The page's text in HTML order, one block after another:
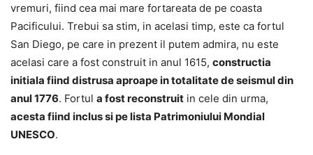
vremuri, fiind cea mai mare fortareata de pe coasta
Pacificului. Trebui sa stim, in acelasi timp, este ca fortul
San Diego, pe care in prezent il putem admira, nu este
acelasi care a fost construit in anul 1615, constructia
initiala fiind distrusa aproape in totalitate de seismul din
anul 1776. Fortul a fost reconstruit in cele din urma,
acesta fiind inclus si pe lista Patrimoniului Mondial
UNESCO.